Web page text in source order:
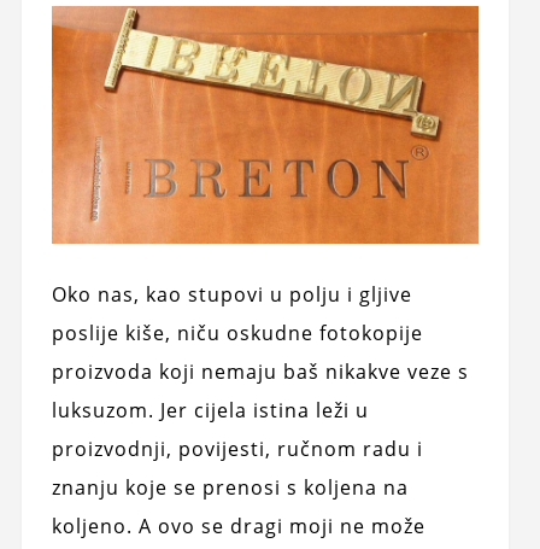
Oko nas, kao stupovi u polju i gljive
poslije kiše, niču oskudne fotokopije
proizvoda koji nemaju baš nikakve veze s
luksuzom. Jer cijela istina leži u
proizvodnji, povijesti, ručnom radu i
znanju koje se prenosi s koljena na
koljeno. A ovo se dragi moji ne može